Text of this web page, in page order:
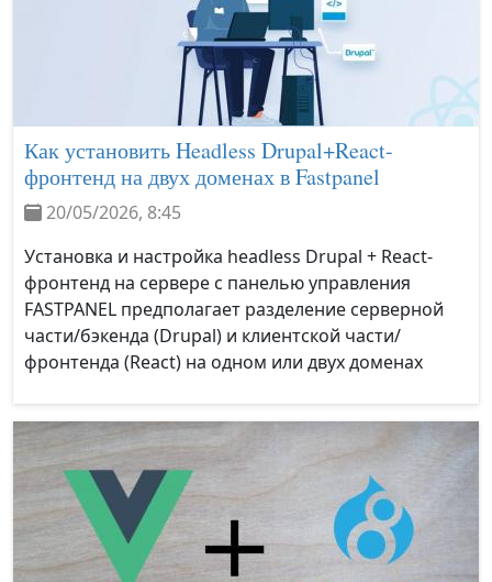
Как установить Headless Drupal+React-
фронтенд на двух доменах в Fastpanel
20/05/2026, 8:45
Установка и настройка headless Drupal + React-
фронтенд на сервере с панелью управления
FASTPANEL предполагает разделение серверной
части/бэкенда (Drupal) и клиентской части/
фронтенда (React) на одном или двух доменах